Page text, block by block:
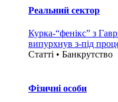
Реальний сектор
Курка-“фенікс” з
випурхнув з-під
Статті • Банкрутство
Фізичні особи